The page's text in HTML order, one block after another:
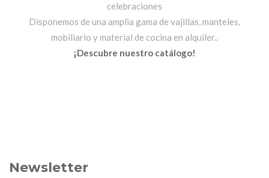
celebraciones
Disponemos de una amplia gama de vajillas, manteles,
mobiliario y material de cocina en alquiler..
¡Descubre nuestro catálogo!
Newsletter